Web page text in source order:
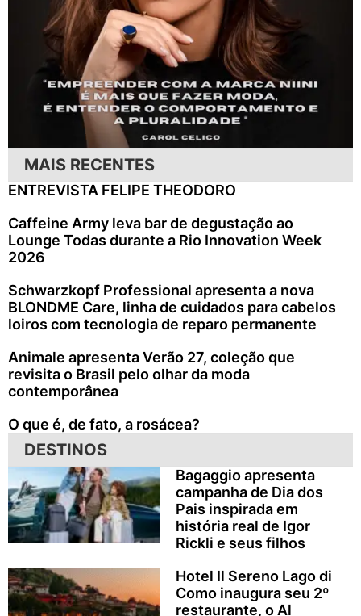
MAIS RECENTES
ENTREVISTA FELIPE THEODORO
Caffeine Army leva bar de degustação ao
Lounge Todas durante a Rio Innovation Week
2026
Schwarzkopf Professional apresenta a nova
BLONDME Care, linha de cuidados para cabelos
loiros com tecnologia de reparo permanente
Animale apresenta Verão 27, coleção que
revisita o Brasil pelo olhar da moda
contemporânea
O que é, de fato, a rosácea?
DESTINOS
Bagaggio apresenta
campanha de Dia dos
Pais inspirada em
história real de Igor
Rickli e seus filhos
Hotel Il Sereno Lago di
Como inaugura seu 2º
restaurante, o Al